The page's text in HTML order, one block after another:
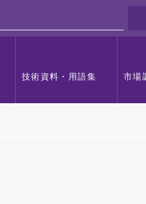
技術資料・用語集 市場